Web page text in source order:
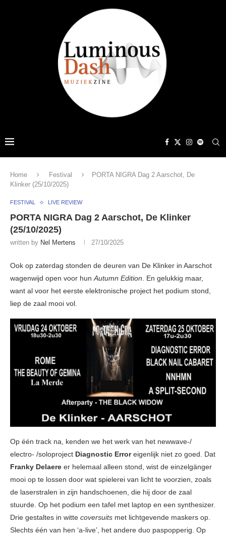
Home Festival
PORTA NIGRA Dag 2 Aarschot, De
Klinker (25/10/2025)
FESTIVAL LIVE REVIEW
PORTA NIGRA Dag 2 Aarschot, De Klinker
(25/10/2025)
written by Nel Mertens 27/10/2025
Ook op zaterdag stonden de deuren van De Klinker in Aarschot
wagenwijd open voor hunAutumn Edition. En gelukkig maar,
want al voor het eerste elektronische project het podium stond,
liep de zaal mooi vol.
Op één track na, kenden we het werk van het newwave-/
electro- /soloproject Diagnostic Erroreigenlijk niet zo goed. Dat
Franky Delaere er helemaal alleen stond, wist de einzelgänger
mooi op te lossen door wat spielerei van licht te voorzien, zoals
de laserstralen in zijn handschoenen, die hij door de zaal
stuurde. Op het podium een tafel met laptop en een synthesizer.
Drie gestaltes in witte coversuits met lichtgevende maskers op.
Slechts één van hen ‘a-live’, het andere duo paspopperig. Op